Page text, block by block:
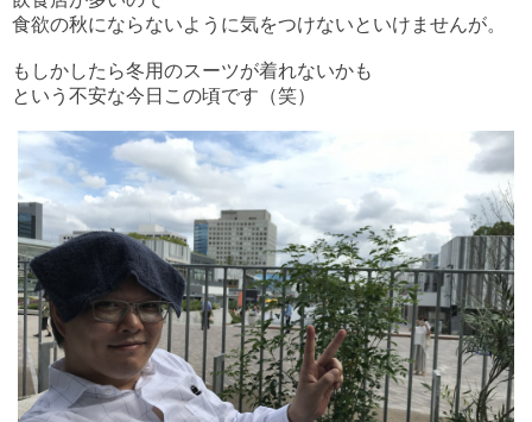
食欲の秋にならないように気をつけないといけませんが。
もしかしたら冬用のスーツが着れないかも
という不安な今日この頃です（笑）